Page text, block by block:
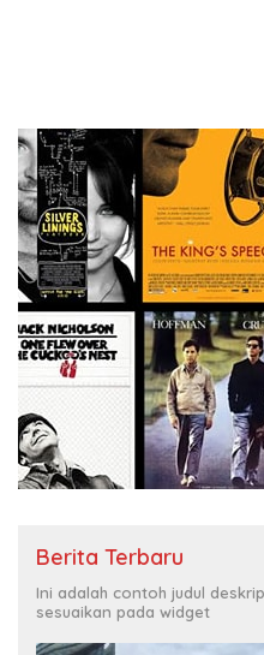
Berita Terbaru
Ini adalah contoh judul
sesuaikan pada widget